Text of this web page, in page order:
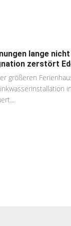
lange
zerstört
größeren